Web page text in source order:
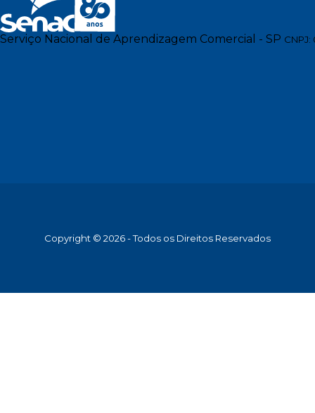
Serviço Nacional de Aprendizagem Comercial - SP
Copyright © 2026 - Todos os Direitos Reservados